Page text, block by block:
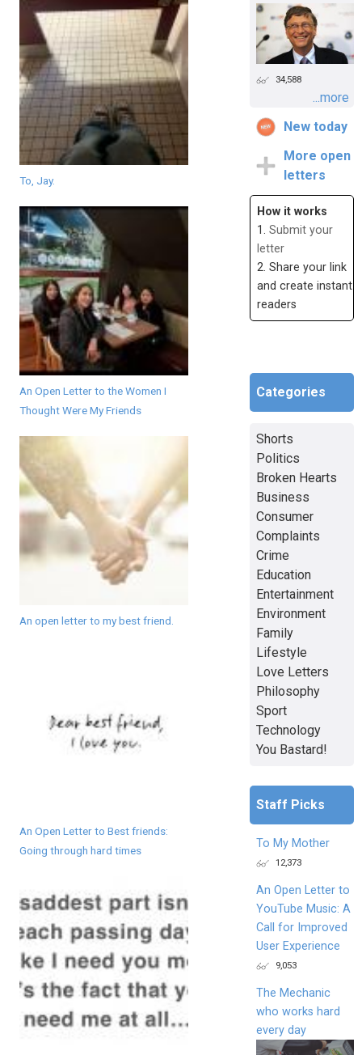
To, Jay.
An Open Letter to the Women I
Thought Were My Friends
An open letter to my best friend.
An Open Letter to Best friends:
Going through hard times
34,588
...more
New today
More open
letters
How it works
1. Submit your
letter
2. Share your link
and create instant
readers
Categories
Shorts
Politics
Broken Hearts
Business
Consumer
Complaints
Crime
Education
Entertainment
Environment
Family
Lifestyle
Love Letters
Philosophy
Sport
Technology
You Bastard!
Staff Picks
To My Mother
12,373
An Open Letter to
YouTube Music: A
Call for Improved
User Experience
9,053
The Mechanic
who works hard
every day